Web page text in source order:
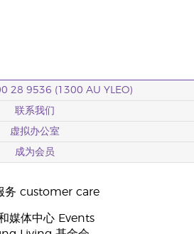
28 9536 (1300 AU YLEO)
联系我们
虚拟办公室
成为会员
务 customer care
媒体中心 Events